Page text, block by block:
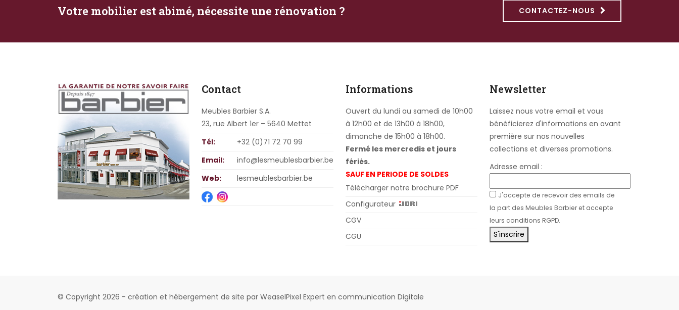
Votre mobilier est abimé, nécessite une rénovation ? CONTACTEZ-NOUS
Contact
Meubles Barbier S.A.
23, rue Albert 1er – 5640 Mettet
Tél:
+32 (0)71 72 70 99
Email:
info@lesmeublesbarbier.be
Web:
lesmeublesbarbier.be
Informations
Ouvert du lundi au samedi de 10h00
à 12h00 et de 13h00 à 18h00,
dimanche de 15h00 à 18h00.
Fermé les mercredis et jours
fériés.
SAUF EN PERIODE DE SOLDES
Télécharger notre brochure PDF
Configurateur
CGV
CGU
Newsletter
Laissez nous votre email et vous
bénéficierez d'informations en avant
première sur nos nouvelles
collections et diverses promotions.
Adresse email :
J'accepte de recevoir des emails de
la part des Meubles Barbier et accepte
leurs conditions RGPD.
S'inscrire
© Copyright 2026 - création et hébergement de site par WeaselPixel Expert en communication Digitale